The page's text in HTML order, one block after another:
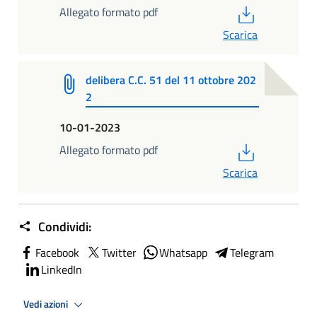
Allegato formato pdf
Scarica
delibera C.C. 51 del 11 ottobre 202
2
10-01-2023
Allegato formato pdf
Scarica
Condividi:
Facebook Twitter Whatsapp
Telegram
LinkedIn
Vedi azioni